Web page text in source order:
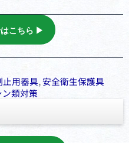
こちら ▶︎
⽌⽤器具,安全衛⽣保護具
類対策